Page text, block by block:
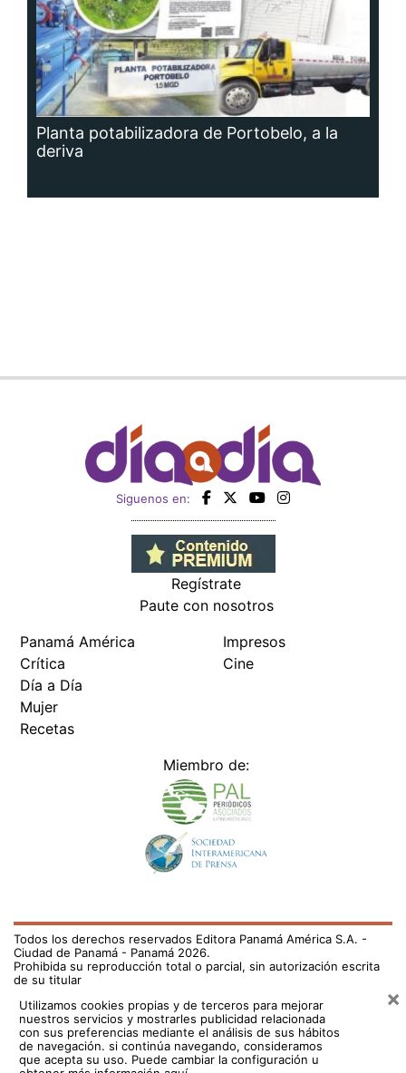
Planta potabilizadora de Portobelo, a la
deriva
Siguenos en:
Regístrate
Paute con nosotros
Panamá América
Crítica
Día a Día
Mujer
Recetas
Impresos
Cine
Miembro de:
Todos los derechos reservados Editora Panamá América S.A. -
Ciudad de Panamá - Panamá 2026.
Prohibida su reproducción total o parcial, sin autorización escrita
de su titular
Utilizamos cookies propias y de terceros para mejorar
nuestros servicios y mostrarles publicidad relacionada
con sus preferencias mediante el análisis de sus hábitos
de navegación. si continúa navegando, consideramos
que acepta su uso. Puede cambiar la configuración u
×